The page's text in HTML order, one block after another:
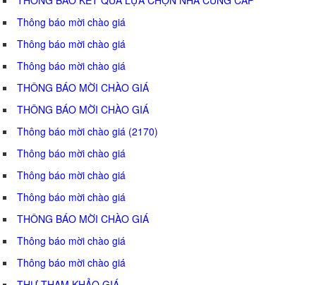
Thông báo mời chào giá
Thông báo mời chào giá
Thông báo mời chào giá
THÔNG BÁO MỜI CHÀO GIÁ
THÔNG BÁO MỜI CHÀO GIÁ
Thông báo mời chào giá (2170)
Thông báo mời chào giá
Thông báo mời chào giá
Thông báo mời chào giá
THÔNG BÁO MỜI CHÀO GIÁ
Thông báo mời chào giá
Thông báo mời chào giá